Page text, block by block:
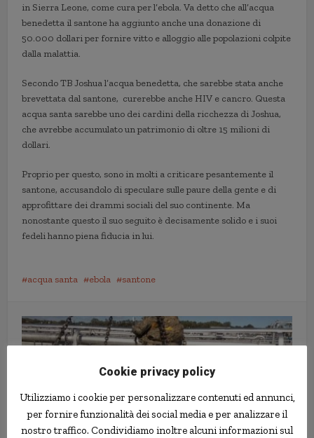
in Sierra Leone, come cura per l’ebola. Va detto che all’acqua
benedetta il santone ha aggiunto anche una donazione di
50.000 dollari per fornire vitto e alloggio alle popolazioni colpite
dalla malattia.
Secondo TB Joshua l’acqua benedetta, che sarebbe stata anche
brevettata dal santone, curerebbe anche HIV e cancro. Questa
acqua santa sarebbe uno dei cardini della ricchezza di Joshua,
che avrebbe accumulato un patrimonio di oltre 15 milioni di
dollari.
Proprio per questo, sono in molti a criticare pesantemente il
santone, accusandolo di speculare sulle paure della gente e di
approfittare dei drammi sociali del suo continente. Ma
nonostante questo il suo seguito è decisamente solido e i suoi
fedeli hanno piena fiducia in lui.
acqua santa ebola santone
Cookie privacy policy
Utilizziamo i cookie per personalizzare contenuti ed annunci,
per fornire funzionalità dei social media e per analizzare il
nostro traffico. Condividiamo inoltre alcuni informazioni sul